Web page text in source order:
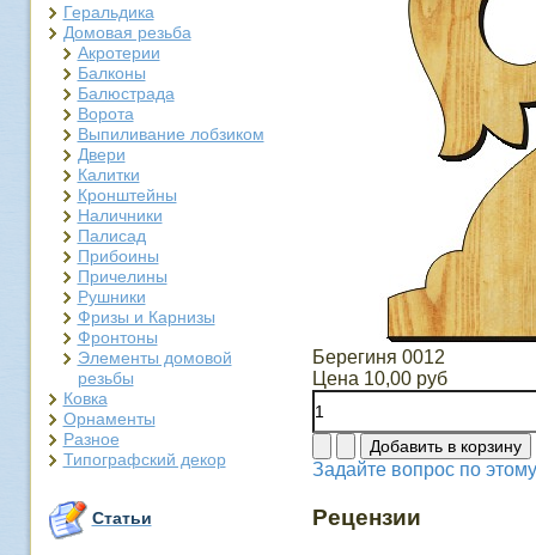
Геральдика
Домовая резьба
Акротерии
Балконы
Балюстрада
Ворота
Выпиливание лобзиком
Двери
Калитки
Кронштейны
Наличники
Палисад
Прибоины
Причелины
Рушники
Фризы и Карнизы
Фронтоны
Элементы домовой
резьбы
Ковка
Орнаменты
Разное
Типографский декор
Статьи
Берегиня 0012
Цена 10,00 руб
Задайте вопрос по
Рецензии